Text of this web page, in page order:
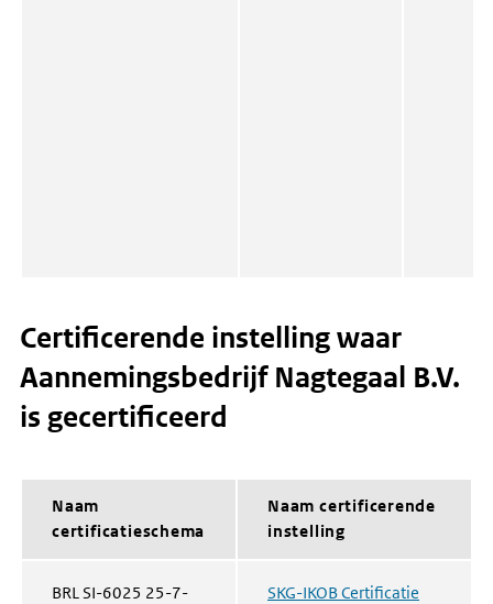
Certificerende instelling waar
Aannemingsbedrijf Nagtegaal B.V.
is gecertificeerd
Naam
certificatieschema
Naam certificerende
instelling
BRL SI-6025 25-7-
SKG-IKOB Certificatie